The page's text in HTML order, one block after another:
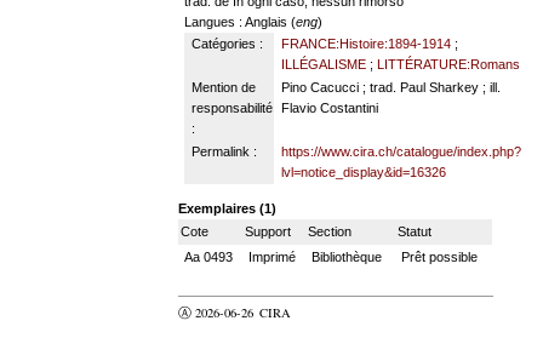
Langues : Anglais (eng)
Catégories :
FRANCE:Histoire:1894-1914;
ILLÉGALISME; LITTÉRATURE:Romans
Mention de
responsabilité
:
Pino Cacucci ; trad. Paul Sharkey ; ill.
Flavio Costantini
Permalink :
https://www.cira.ch/catalogue/index.php?
lvl=notice_display&id=16326
Exemplaires (1)
Cote
Support Section
Statut
Aa 0493
Imprimé Bibliothèque Prêt possible
Ⓐ 2026-06-26 CIRA